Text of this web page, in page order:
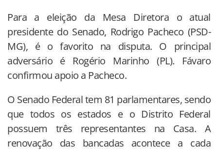
Para a eleição da Mesa Diretora o atual
presidente do Senado, Rodrigo Pacheco (PSD-
MG), é o favorito na disputa. O principal
adversário é Rogério Marinho (PL). Fávaro
confirmou apoio a Pacheco.
O Senado Federal tem 81 parlamentares, sendo
que todos os estados e o Distrito Federal
possuem três representantes na Casa. A
renovação das bancadas acontece a cada